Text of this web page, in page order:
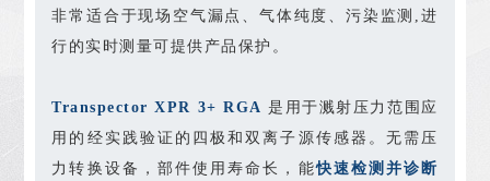
非常适合于现场空气漏点、气体纯度、污染监测,进
行的实时测量可提供产品保护。
Transpector XPR 3+ RGA 是用于溅射压力范围应
用的经实践验证的四极和双离子源传感器。无需压
力转换设备，部件使用寿命长，能快速检测并诊断